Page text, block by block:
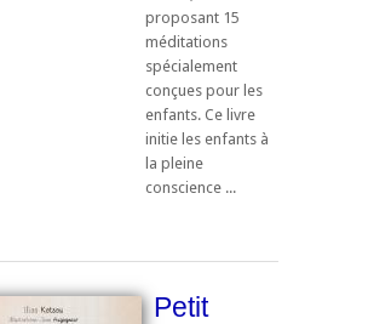
proposant 15
méditations
spécialement
conçues pour les
enfants. Ce livre
initie les enfants à
la pleine
conscience ...
Petit